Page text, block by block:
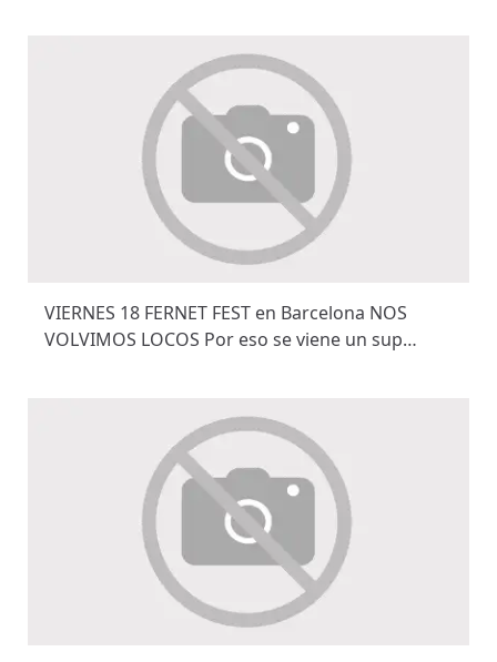
VIERNES 18 FERNET FEST en Barcelona NOS
VOLVIMOS LOCOS Por eso se viene un sup…